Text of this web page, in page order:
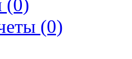
(0)
(0)